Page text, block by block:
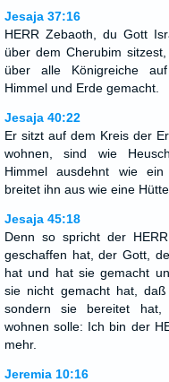
Jesaja 37:16
HERR Zebaoth, du Gott
über dem Cherubim
über alle Königreiche
Himmel und Erde gemacht.
Jesaja 40:22
Er sitzt auf dem Kreis der
wohnen, sind wie
Himmel ausdehnt wie
breitet ihn aus wie eine
Jesaja 45:18
Denn so spricht der
geschaffen hat, der Gott,
hat und hat sie gemacht
sie nicht gemacht hat,
sondern sie bereitet
wohnen solle: Ich bin der
mehr.
Jeremia 10:16